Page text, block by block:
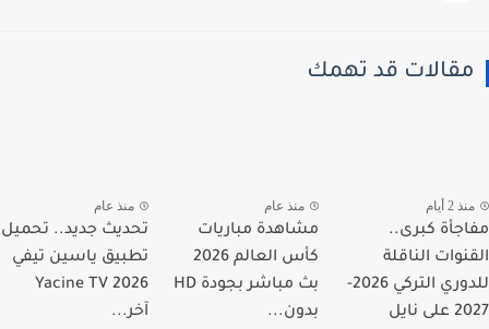
قد تهمك
2 أيام
كبرى..
الناقلة
للدوري التركي 2026-
2027 على نايل
منذ عام
مشاهدة مباريات
كأس العالم 2026
بث مباشر بجودة HD
بدون...
منذ عام
تحديث جديد.. تحميل
تطبيق ياسين تيفي
Yacine TV 2026
آخر...